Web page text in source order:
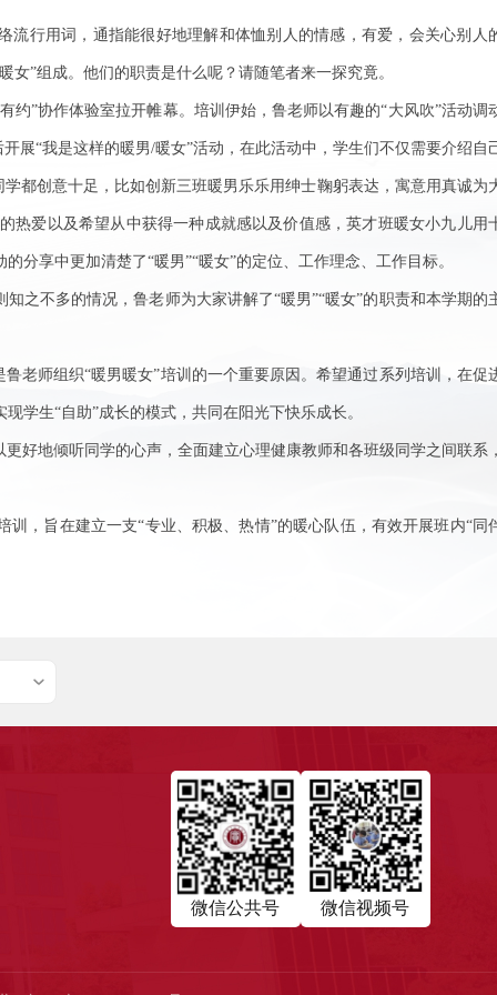
行用词，通指能很好地理解和体恤别人的情感，有爱，会关心别人
”组成。他们的职责是什么呢？请随笔者来一探究竟。
约”协作体验室拉开帷幕。培训伊始，鲁老师以有趣的“大风吹”活动调
展“我是这样的暖男/暖女”活动，在此活动中，学生们不仅需要介绍自
都创意十足，比如创新三班暖男乐乐用绅士鞠躬表达，寓意用真诚为
热爱以及希望从中获得一种成就感以及价值感，英才班暖女小九儿用
分享中更加清楚了“暖男”“暖女”的定位、工作理念、工作目标。
之不多的情况，鲁老师为大家讲解了“暖男”“暖女”的职责和本学期的
老师组织“暖男暖女”培训的一个重要原因。希望通过系列培训，在促
学生“自助”成长的模式，共同在阳光下快乐成长。
好地倾听同学的心声，全面建立心理健康教师和各班级同学之间联系
，旨在建立一支“专业、积极、热情”的暖心队伍，有效开展班内“同
微信公共号 微信视频号